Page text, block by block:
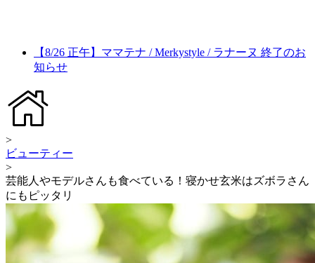
【8/26 正午】ママテナ / Merkystyle / ラナーヌ 終了のお
知らせ
>
ビューティー
>
芸能人やモデルさんも食べている！寝かせ玄米はズボラさん
にもピッタリ